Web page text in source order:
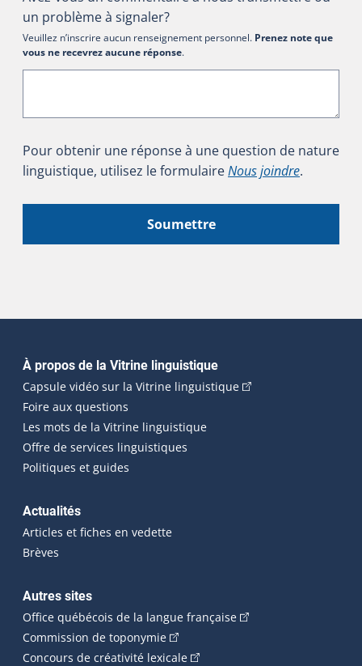
un problème à signaler?
Veuillez n’inscrire aucun renseignement personnel. Prenez note que
vous ne recevrez aucune réponse.
Pour obtenir une réponse à une question de nature
linguistique, utilisez le formulaireNous joindre.
Soumettre
Navigation principale
À propos de la Vitrine linguistique
Capsule vidéo sur la Vitrine linguistique(Cet hyperlien
Foire aux questions
Les mots de la Vitrine linguistique
Offre de services linguistiques
Politiques et guides
Actualités
Articles et fiches en vedette
Brèves
Autres sites
Office québécois de la langue française(Cet hyperlien
Commission de toponymie(Cet hyperlien externe s'ouvrira
Concours de créativité lexicale(Cet hyperlien externe